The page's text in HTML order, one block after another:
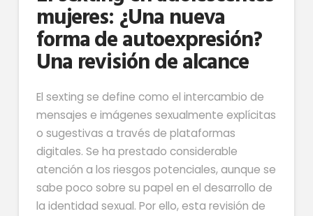
mujeres: ¿Una nueva
forma de autoexpresión?
Una revisión de alcance
El sexting se define como el intercambio de
mensajes e imágenes sexualmente explícitas
o sugestivas a través de plataformas
digitales. Se ha prestado considerable
atención a los riesgos potenciales, aunque se
sabe poco sobre su papel en el desarrollo de
la identidad sexual. Por ello, esta revisión de